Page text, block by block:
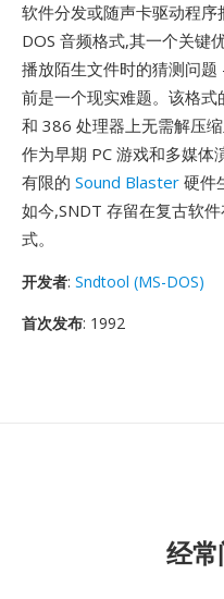
软件分发或随声卡驱动程
DOS 音频格式,其一个关键
播放陌生文件时的猜测问
前是一个现实难题。该格
和 386 处理器上无需解压
作为早期 PC 游戏和多媒体
有限的 Sound Blaster 硬件
如今,SNDT 存留在复古软
式。
开发者: Sndtool (MS-DOS)
首次发布: 1992
经